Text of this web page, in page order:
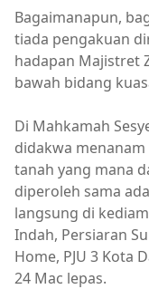
Bagaimanapun,
tiada pengakuan
hadapan Majistret
bawah bidang
Di Mahkamah
didakwa
tanah yang mana
diperoleh sama
langsung di
Indah, Persiaran
Home, PJU 3 Kota
24 Mac lepas.